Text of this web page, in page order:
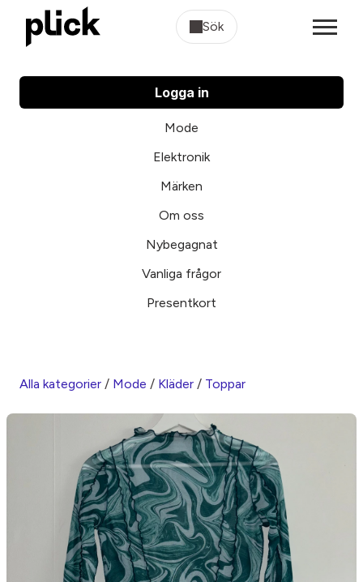
Sök
Logga in
Mode
Elektronik
Märken
Om oss
Nybegagnat
Vanliga frågor
Presentkort
Alla kategorier / Mode / Kläder / Toppar